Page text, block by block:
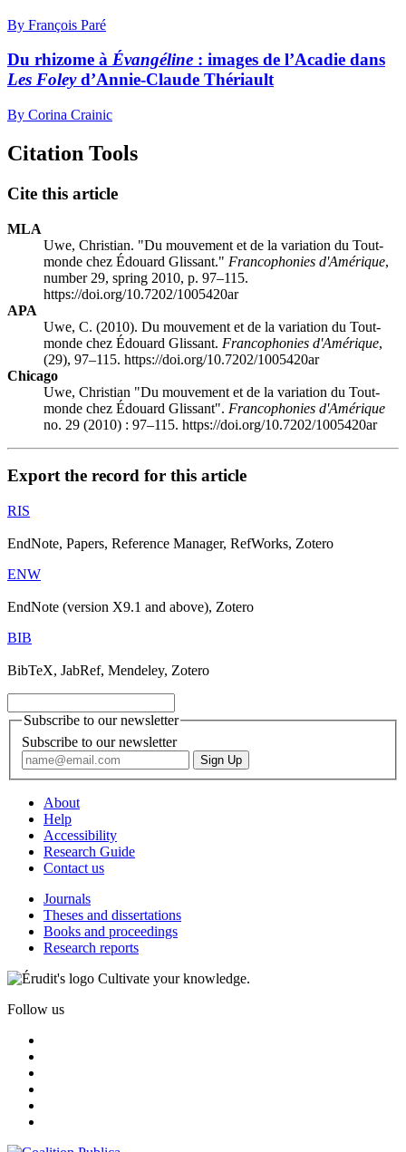
By François Paré
Du rhizome à Évangéline : images de l’Acadie dans
Les Foleyd’Annie-Claude Thériault
By Corina Crainic
Citation Tools
Cite this article
MLA
Uwe, Christian. "Du mouvement et de la variation du Tout-
monde chez Édouard Glissant." Francophonies d'Amérique,
number 29, spring 2010, p. 97–115.
https://doi.org/10.7202/1005420ar
APA
Uwe, C. (2010). Du mouvement et de la variation du Tout-
monde chez Édouard Glissant. Francophonies d'Amérique,
(29), 97–115. https://doi.org/10.7202/1005420ar
Chicago
Uwe, Christian "Du mouvement et de la variation du Tout-
monde chez Édouard Glissant". Francophonies d'Amérique
no. 29 (2010) : 97–115. https://doi.org/10.7202/1005420ar
Export the record for this article
RIS
EndNote, Papers, Reference Manager, RefWorks, Zotero
ENW
EndNote (version X9.1 and above), Zotero
BIB
BibTeX, JabRef, Mendeley, Zotero
Subscribe to our newsletter
Subscribe to our newsletter
About
Help
Accessibility
Research Guide
Contact us
Journals
Theses and dissertations
Books and proceedings
Research reports
Cultivate your knowledge.
Follow us